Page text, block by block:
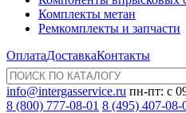
Комплекты метан
Ремкомплекты и запчасти
ОплатаДоставкаКонтакты
info@intergasservice.ru пн-пт: с
8 (800) 777-08-01 8 (495) 407-08-